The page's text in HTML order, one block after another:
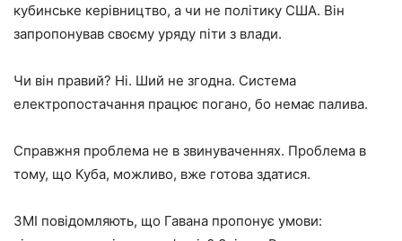
кубинське керівництво, а чи не політику США. Він
запропонував своєму уряду піти з влади.
Чи він правий? Ні. Ший не згодна. Система
електропостачання працює погано, бо немає палива.
Справжня проблема не в звинуваченнях. Проблема в
тому, що Куба, можливо, вже готова здатися.
ЗМІ повідомляють, що Гавана пропонує умови: